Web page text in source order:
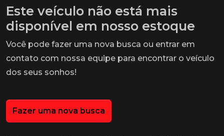
Este veículo não está mais
disponível em nosso estoque
Você pode fazer uma nova busca ou entrar em
contato com nossa equipe para encontrar o veículo
dos seus sonhos!
Fazer uma nova busca